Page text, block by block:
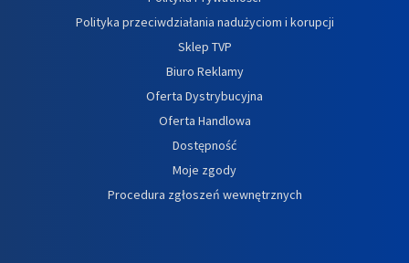
Polityka przeciwdziałania nadużyciom i korupcji
Sklep TVP
Biuro Reklamy
Oferta Dystrybucyjna
Oferta Handlowa
Dostępność
Moje zgody
Procedura zgłoszeń wewnętrznych